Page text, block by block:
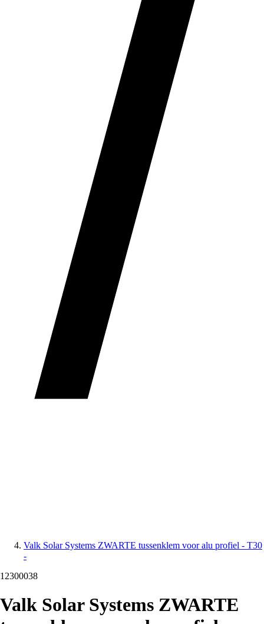
Valk Solar Systems ZWARTE tussenklem voor alu profiel - T30
-
12300038
Valk Solar Systems ZWARTE